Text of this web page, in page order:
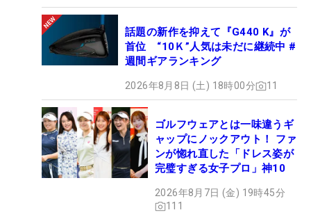
話題の新作を抑えて『G440 K』が
首位 “10Ｋ”人気は未だに継続中 #
週間ギアランキング
2026年8月8日 (土) 18時00分 11
ゴルフウェアとは一味違うギ
ャップにノックアウト！ ファ
ンが惚れ直した「ドレス姿が
完璧すぎる女子プロ」神10
2026年8月7日 (金) 19時45分
111